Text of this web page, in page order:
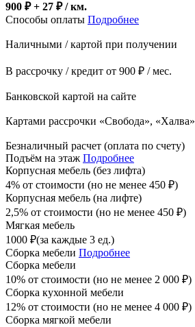
900 ₽ + 27 ₽/ км.
Способы оплаты Подробнее
Наличными / картой при получении
В рассрочку / кредит от 900 ₽ / мес.
Банковской картой на сайте
Картами рассрочки «Свобода», «Халва»
Безналичный расчет (оплата по счету)
Подъём на этаж Подробнее
Корпусная мебель (без лифта)
4% от стоимости (но не менее 450 ₽)
Корпусная мебель (на лифте)
2,5% от стоимости (но не менее 450 ₽)
Мягкая мебель
1000 ₽(за каждые 3 ед.)
Сборка мебели Подробнее
Сборка мебели
10% от стоимости (но не менее 2 000 ₽)
Сборка кухонной мебели
12% от стоимости (но не менее 4 000 ₽)
Сборка мягкой мебели